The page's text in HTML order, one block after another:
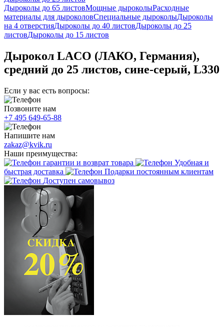
Дыроколы до 65 листовМощные дыроколыРасходные
материалы для дыроколовСпециальные дыроколыДыроколы
на 4 отверстияДыроколы до 40 листовДыроколы до 25
листовДыроколы до 15 листов
Дырокол LACO (ЛАКО, Германия),
средний до 25 листов, сине-серый, L330
Если у вас есть вопросы:
Позвоните нам
+7 495 649-65-88
Напишите нам
zakaz@kvik.ru
Наши преимущества:
гарантии и возврат товара
Удобная и
быстрая доставка
Подарки постоянным клиентам
Доступен самовывоз